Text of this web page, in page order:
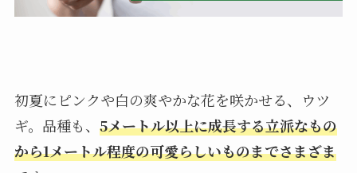
初夏にピンクや白の爽やかな花を咲かせる、ウツ
ギ。品種も、 5メートル以上に成長する立派なもの
から1メートル程度の可愛らしいものまでさまざま